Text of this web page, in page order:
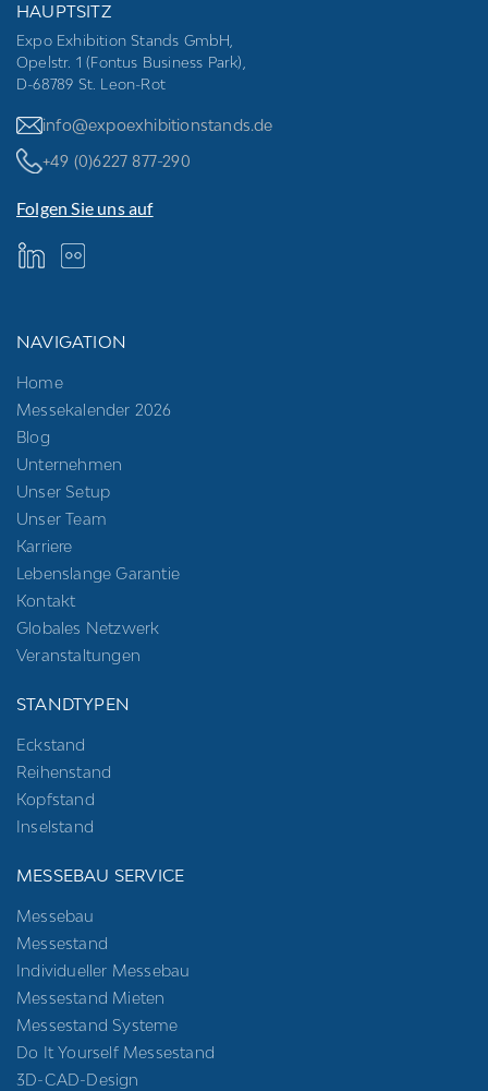
HAUPTSITZ
Expo Exhibition Stands GmbH,
Opelstr. 1 (Fontus Business Park),
D-68789 St. Leon-Rot
info@expoexhibitionstands.de
+49 (0)6227 877-290
Folgen Sie uns auf
NAVIGATION
Home
Messekalender 2026
Blog
Unternehmen
Unser Setup
Unser Team
Karriere
Lebenslange Garantie
Kontakt
Globales Netzwerk
Veranstaltungen
STANDTYPEN
Eckstand
Reihenstand
Kopfstand
Inselstand
MESSEBAU SERVICE
Messebau
Messestand
Individueller Messebau
Messestand Mieten
Messestand Systeme
Do It Yourself Messestand
3D-CAD-Design